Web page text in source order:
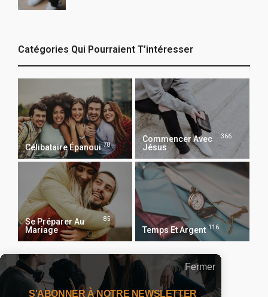
Catégories Qui Pourraient T’intéresser
Célibataire Épanoui 78
Commencer Avec
Jésus
366
Se Préparer Au
Mariage
85
Temps Et Argent 116
Recevoir Notre Newsletter Chaque Matin
Fermer
S'ABONNER À NOTRE NEWSLETTER